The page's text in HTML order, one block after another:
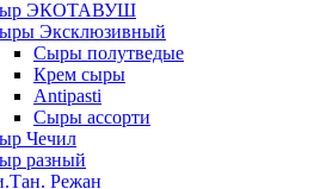
ЭКОТАВУШ
Эксклюзивный
Сыры полутведые
Крем сыры
Antipasti
Сыры ассорти
Чечил
разный
Режан